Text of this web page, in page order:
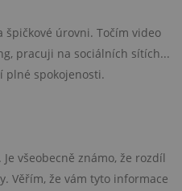
úrovni. Točím video
pracuji na sociálních sítích...
plné spokojenosti.
všeobecně známo, že rozdíl
Věřím, že vám tyto informace